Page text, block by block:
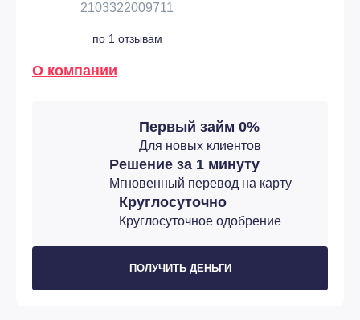
2103322009711
по 1 отзывам
О компании
Первый займ 0%
Для новых клиентов
Решение за 1 минуту
Мгновенный перевод на карту
Круглосуточно
Круглосуточное одобрение
ПОЛУЧИТЬ ДЕНЬГИ